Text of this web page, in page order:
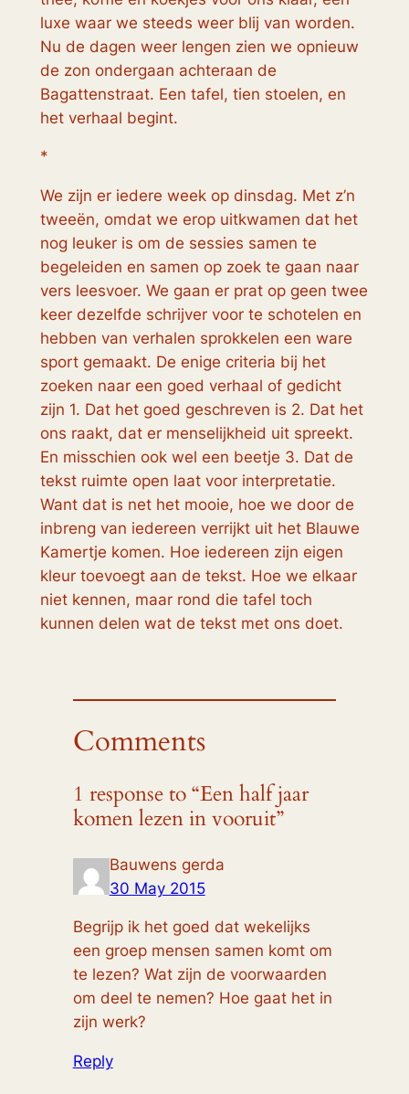
luxe waar we steeds weer blij van worden.
Nu de dagen weer lengen zien we opnieuw
de zon ondergaan achteraan de
Bagattenstraat. Een tafel, tien stoelen, en
het verhaal begint.
*
We zijn er iedere week op dinsdag. Met z’n
tweeën, omdat we erop uitkwamen dat het
nog leuker is om de sessies samen te
begeleiden en samen op zoek te gaan naar
vers leesvoer. We gaan er prat op geen twee
keer dezelfde schrijver voor te schotelen en
hebben van verhalen sprokkelen een ware
sport gemaakt. De enige criteria bij het
zoeken naar een goed verhaal of gedicht
zijn 1. Dat het goed geschreven is 2. Dat het
ons raakt, dat er menselijkheid uit spreekt.
En misschien ook wel een beetje 3. Dat de
tekst ruimte open laat voor interpretatie.
Want dat is net het mooie, hoe we door de
inbreng van iedereen verrijkt uit het Blauwe
Kamertje komen. Hoe iedereen zijn eigen
kleur toevoegt aan de tekst. Hoe we elkaar
niet kennen, maar rond die tafel toch
kunnen delen wat de tekst met ons doet.
Comments
1 response to “Een half jaar
komen lezen in vooruit”
Bauwens gerda
30 May 2015
Begrijp ik het goed dat wekelijks
een groep mensen samen komt om
te lezen? Wat zijn de voorwaarden
om deel te nemen? Hoe gaat het in
zijn werk?
Reply